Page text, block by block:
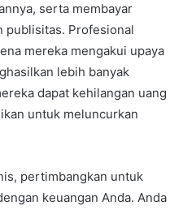
serta membayar
publisitas. Profesional
mereka mengakui upaya
lebih banyak
dapat kehilangan uang
untuk meluncurkan
pertimbangkan untuk
keuangan Anda. Anda